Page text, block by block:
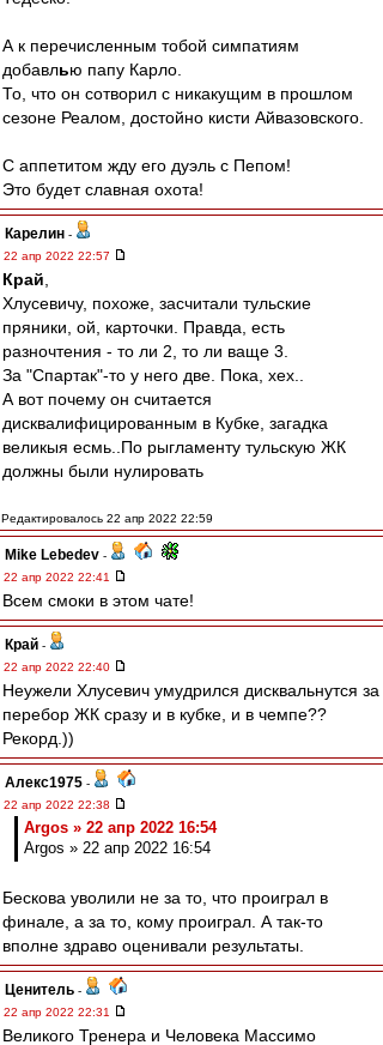
А к перечисленным тобой симпатиям
добавлью папу Карло.
То, что он сотворил с никакущим в прошлом
сезоне Реалом, достойно кисти Айвазовского.
С аппетитом жду его дуэль с Пепом!
Это будет славная охота!
Карелин -
22 апр 2022 22:57
Край
Хлусевичу, похоже, засчитали тульские
пряники, ой, карточки. Правда, есть
разночтения - то ли 2, то ли ваще 3.
За "Спартак"-то у него две. Пока, хех..
А вот почему он считается
дисквалифицированным в Кубке, загадка
великыя есмь..По рыгламенту тульскую ЖК
должны были нулировать
Редактировалось 22 апр 2022 22:59
Mike Lebedev -
22 апр 2022 22:41
Всем смоки в этом чате!
Край -
22 апр 2022 22:40
Неужели Хлусевич умудрился дисквальнутся за
перебор ЖК сразу и в кубке, и в чемпе??
Рекорд.))
Алекс1975 -
22 апр 2022 22:38
Argos » 22 апр 2022 16:54
Argos » 22 апр 2022 16:54
Бескова уволили не за то, что проиграл в
финале, а за то, кому проиграл. А так-то
вполне здраво оценивали результаты.
Ценитель -
22 апр 2022 22:31
Великого Тренера и Человека Массимо